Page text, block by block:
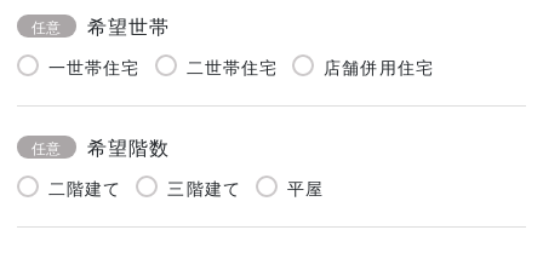
任意 希望世帯
一世帯住宅 二世帯住宅 店舗併用住宅
任意 希望階数
二階建て 三階建て 平屋